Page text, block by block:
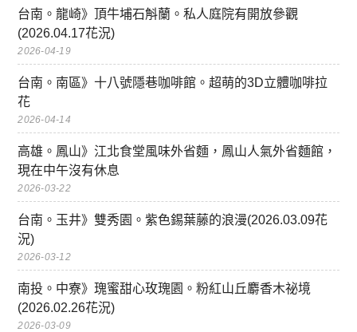
台南。龍崎》頂牛埔石斛蘭。私人庭院有開放參觀
(2026.04.17花況)
2026-04-19
台南。南區》十八號隱巷咖啡館。超萌的3D立體咖啡拉
花
2026-04-14
高雄。鳳山》江北食堂風味外省麵，鳳山人氣外省麵館，
現在中午沒有休息
2026-03-22
台南。玉井》雙秀園。紫色錫葉藤的浪漫(2026.03.09花
況)
2026-03-12
南投。中寮》瑰蜜甜心玫瑰園。粉紅山丘麝香木祕境
(2026.02.26花況)
2026-03-09